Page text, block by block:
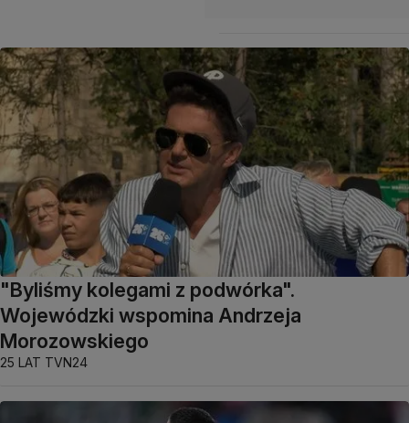
"Byliśmy kolegami z podwórka".
Wojewódzki wspomina Andrzeja
Morozowskiego
25 LAT TVN24